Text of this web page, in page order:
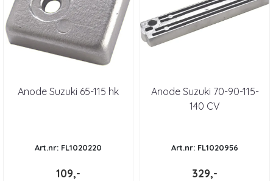
Anode Suzuki 65-115 hk
Art.nr: FL1020220
109,-
Anode Suzuki 70-90-115-
140 CV
Art.nr: FL1020956
329,-